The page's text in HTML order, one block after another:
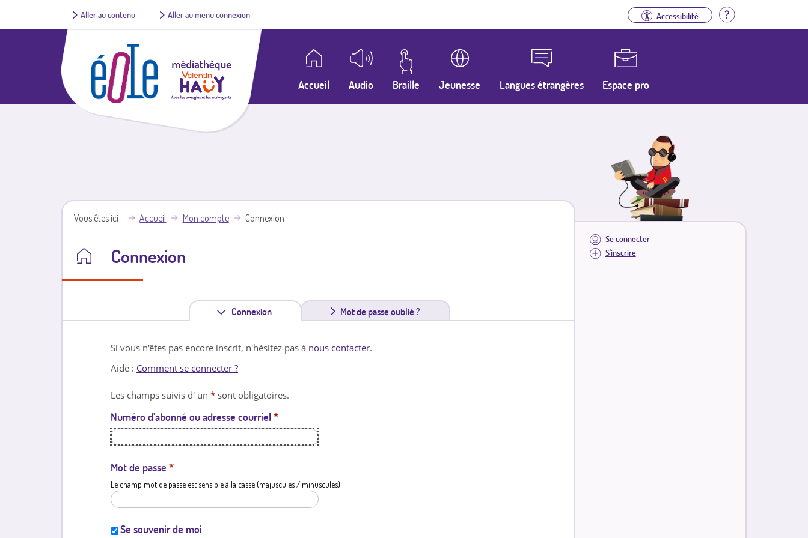
Aller au contenu Aller au menu connexion Accessibilité Aide
Accueil Audio Braille Jeunesse Langues étrangères Espace pro
Se connecter
S'inscrire
Vous êtes ici Accueil Mon compte Connexion
Connexion
Connexion
n
l
e
Mot de passe oublié ?
Si vous n'êtes pas encore inscrit, n'hésitez pas à nous contacter.
Aide : Comment se connecter ?
Les champs suivis d' un * sont obligatoires.
Numéro d'abonné ou adresse courriel *
Mot de passe *
Le champ mot de passe est sensible à la casse (majuscules / minuscules)
Se souvenir de moi